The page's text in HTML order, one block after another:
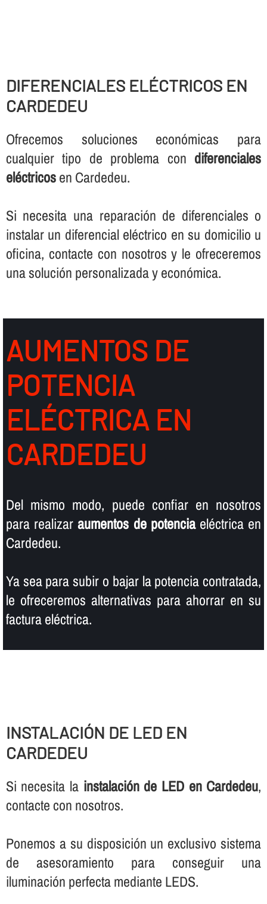
DIFERENCIALES ELÉCTRICOS EN
CARDEDEU
Ofrecemos soluciones económicas para
cualquier tipo de problema con diferenciales
eléctricosen Cardedeu.
Si necesita una reparación de diferenciales o
instalar un diferencial eléctrico en su domicilio u
oficina, contacte con nosotros y le ofreceremos
una solución personalizada y económica.
AUMENTOS DE
POTENCIA
ELÉCTRICA EN
CARDEDEU
Del mismo modo, puede confiar en nosotros
para realizaraumentos de potenciaeléctrica en
Cardedeu.
Ya sea para subir o bajar la potencia contratada,
le ofreceremos alternativas para ahorrar en su
factura eléctrica.
INSTALACIÓN DE LED EN
CARDEDEU
Si necesita la instalación de LED en Cardedeu,
contacte con nosotros.
Ponemos a su disposición un exclusivo sistema
de asesoramiento para conseguir una
iluminación perfecta mediante LEDS.